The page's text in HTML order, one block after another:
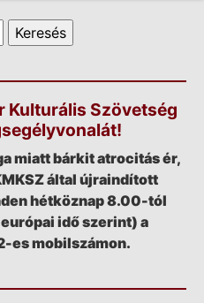
Kulturális Szövetség
miatt bárkit atrocitás ér,
által újraindított
hétköznap 8.00-tól
idő szerint) a
es mobilszámon.